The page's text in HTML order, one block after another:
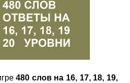
480 слов на 16, 17, 18, 19,